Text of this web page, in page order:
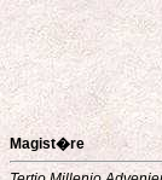
Magist�re